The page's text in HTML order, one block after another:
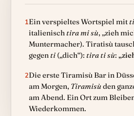
1Ein verspieltes Wortspiel mit
italienisch tira mi sù, „zieh
Muntermacher). Tiratisù
gegen ti („dich“): tira ti sù:
2Die erste Tiramisù Bar in
am Morgen, Tiramisù den
am Abend. Ein Ort zum
Wiederkommen.